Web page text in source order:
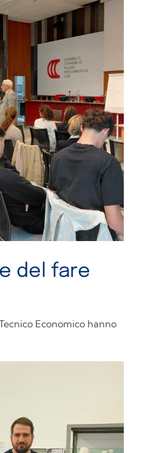
del fare
Economico hanno